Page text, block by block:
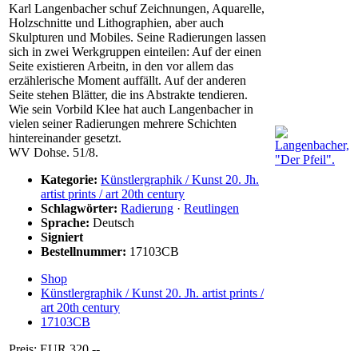
Karl Langenbacher schuf Zeichnungen, Aquarelle,
Holzschnitte und Lithographien, aber auch
Skulpturen und Mobiles. Seine Radierungen lassen
sich in zwei Werkgruppen einteilen: Auf der einen
Seite existieren Arbeitn, in den vor allem das
erzählerische Moment auffällt. Auf der anderen
Seite stehen Blätter, die ins Abstrakte tendieren.
Wie sein Vorbild Klee hat auch Langenbacher in
vielen seiner Radierungen mehrere Schichten
hintereinander gesetzt.
WV Dohse. 51/8.
Kategorie: Künstlergraphik / Kunst 20. Jh.
artist prints / art 20th century
Schlagwörter: Radierung · Reutlingen
Sprache: Deutsch
Signiert
Bestellnummer: 17103CB
Shop
Künstlergraphik / Kunst 20. Jh. artist prints /
art 20th century
17103CB